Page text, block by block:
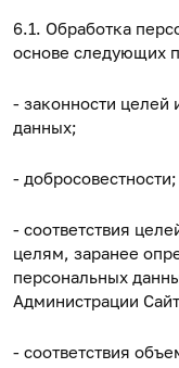
6.1. Обработка
основе следующих
- законности целей
данных;
- добросовестности;
- соответствия
целям, заранее
персональных
Администрации
- соответствия